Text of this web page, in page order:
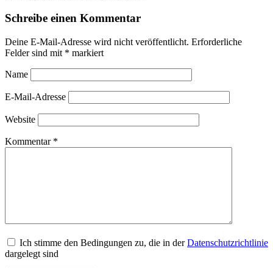
Schreibe einen Kommentar
Deine E-Mail-Adresse wird nicht veröffentlicht. Erforderliche
Felder sind mit * markiert
Name
E-Mail-Adresse
Website
Kommentar *
Ich stimme den Bedingungen zu, die in derDatenschutzrichtlinie
dargelegt sind